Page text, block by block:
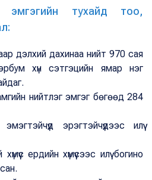
эмгэгийн тухайд тоо,
дэлхий дахинаа нийт 970 сая
хүн сэтгэцийн ямар нэг
нийтлэг эмгэг бөгөөд 284
эрэгтэйчүүдээс илүү
ердийн хүмүүсээс илүү богино